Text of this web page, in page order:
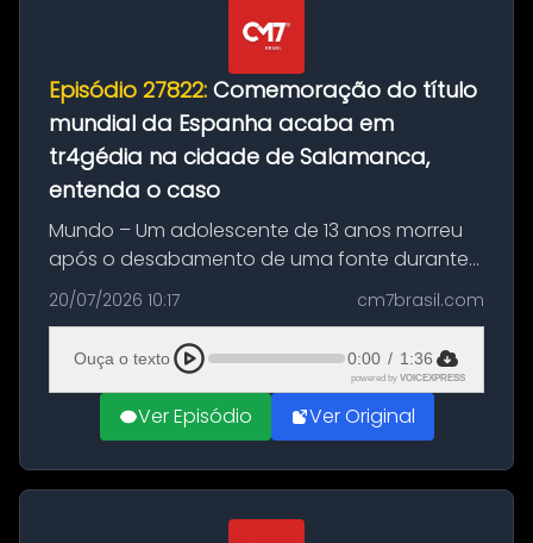
Episódio 27822: Comemoração do título
mundial da Espanha acaba em
tr4gédia na cidade de Salamanca,
entenda o caso
Mundo – Um adolescente de 13 anos morreu
após o desabamento de uma fonte durante
as comemorações pelo título da Copa do
Mundo conquistado pela Espanha, em
Ciudad Rodrigo, na província de Salamanca,
no...
20/07/2026 10:17 cm7brasil.com
Ouça o texto 0:00 / 1:36
powered by VOICEXPRESS
Ver Episódio Ver Original